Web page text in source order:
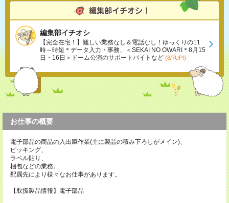
編集部イチオシ
【完全在宅！】難しい業務なし＆電話なし！ゆっくりの11
時～時短＊データ入力・事務、＜SEKAI NO OWARI＊8月15
日・16日＞ドーム公演のサポートバイトなど (8/7UP!)
お仕事の概要
電子部品の商品の入出庫作業(主に製品の積み下ろしがメイン)、
ピッキング、
ラベル貼り、
梱包などの業務。
配属先により様々なお仕事があります。
【取扱製品情報】電子部品